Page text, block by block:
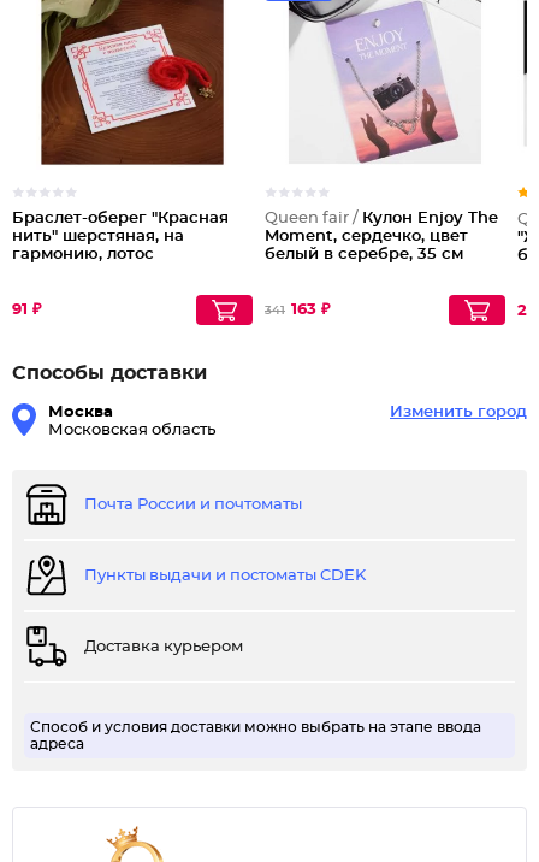
Браслет-оберег "Красная
нить" шерстяная, на
гармонию, лотос
91 ₽
Queen fair / Кулон Enjoy The
Moment, сердечко, цвет
белый в серебре, 35 см
341 163 ₽
Способы доставки
Москва
Московская область
Изменить город
Почта России и почтоматы
Пункты выдачи и постоматы CDEK
Доставка курьером
Способ и условия доставки можно выбрать на этапе ввода
адреса